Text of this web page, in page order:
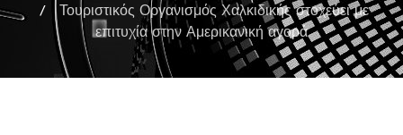
Τουριστικός Οργανισμός Χαλκιδικής στοχεύει με
επιτυχία στην Αμερικανική αγορά